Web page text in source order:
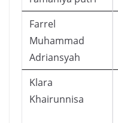
Farrel
Muhammad
Adriansyah
Klara
Khairunnisa